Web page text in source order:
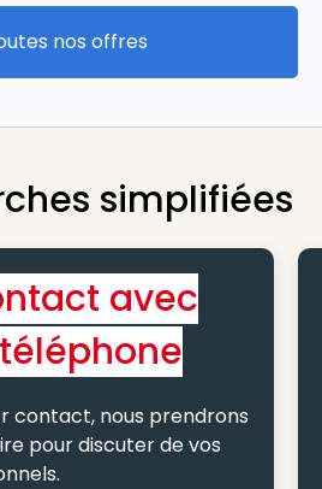
Toutes nos offres
nos offres
simplifiées
avec
contact, nous prendrons
pour discuter de vos